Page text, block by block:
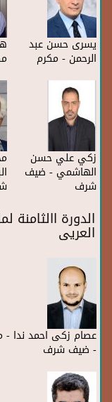
يسرى حسن عبد
الرحمن - مكرم
زكي علي حسن
الهاشمي - ضيف
شرف
الدورة
العريى
عصام زكى احمد ندا -
- ضيف شرف